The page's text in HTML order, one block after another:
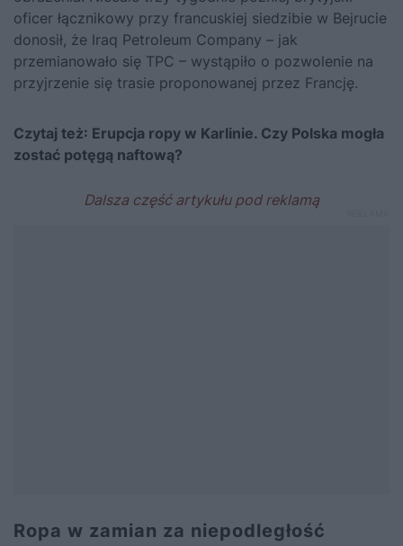
oficer łącznikowy przy francuskiej siedzibie w Bejrucie
donosił, że Iraq Petroleum Company – jak
przemianowało się TPC – wystąpiło o pozwolenie na
przyjrzenie się trasie proponowanej przez Francję.
Czytaj też: Erupcja ropy w Karlinie. Czy Polska mogła
zostać potęgą naftową?
Ropa w zamian za niepodległość